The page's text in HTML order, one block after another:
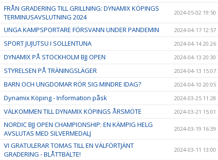
FRÅN GRADERING TILL GRILLNING: DYNAMIX KÖPINGS
TERMINUSAVSLUTNING 2024
2024-05-02 19:50
UNGA KAMPSPORTARE FÖRSVANN UNDER PANDEMIN 2024-04-17 12:57
SPORT JUJUTSU I SOLLENTUNA 2024-04-14 20:26
DYNAMIX PÅ STOCKHOLM BJJ OPEN 2024-04-13 20:30
STYRELSEN PÅ TRÄNINGSLÄGER 2024-04-13 15:07
BARN OCH UNGDOMAR RÖR SIG MINDRE IDAG? 2024-04-10 20:05
Dynamix Köping - Information påsk 2024-03-25 11:28
VÄLKOMMEN TILL DYNAMIX KÖPINGS ÅRSMÖTE 2024-03-21 15:01
NORDIC BJJ OPEN CHAMPIONSHIP: EN KÄMPIG HELG
AVSLUTAS MED SILVERMEDALJ
2024-03-19 16:39
VI GRATULERAR TOMAS TILL EN VÄLFÖRTJÄNT
GRADERING - BLÅTTBÄLTE!
2024-03-11 13:00